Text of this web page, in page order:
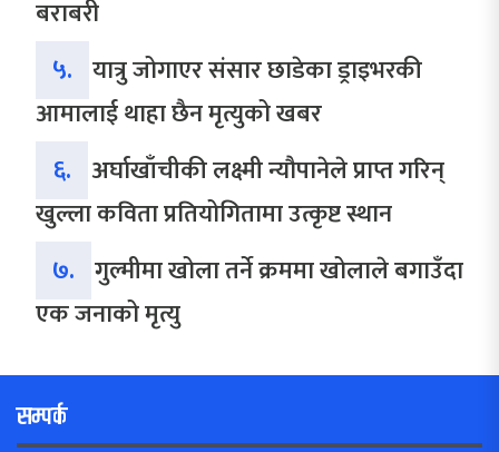
बराबरी
५. यात्रु जोगाएर संसार छाडेका ड्राइभरकी
आमालाई थाहा छैन मृत्युको खबर
६. अर्घाखाँचीकी लक्ष्मी न्यौपानेले प्राप्त गरिन्
खुल्ला कविता प्रतियोगितामा उत्कृष्ट स्थान
७. गुल्मीमा खोला तर्ने क्रममा खोलाले बगाउँदा
एक जनाको मृत्यु
सम्पर्क